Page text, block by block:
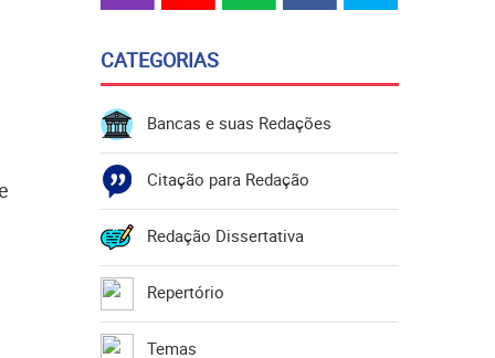
CATEGORIAS
Bancas e suas Redações
Citação para Redação
Redação Dissertativa
Repertório
Temas